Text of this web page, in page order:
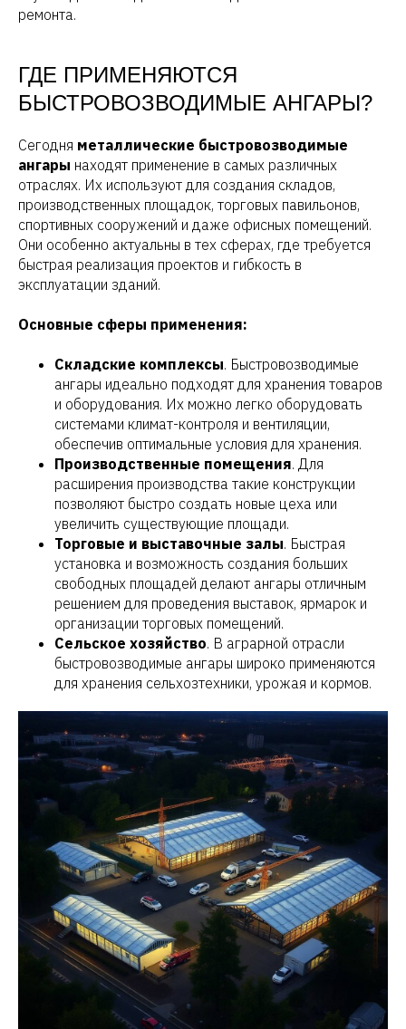
ремонта.
ГДЕ ПРИМЕНЯЮТСЯ
БЫСТРОВОЗВОДИМЫЕ АНГАРЫ?
Сегодня металлические быстровозводимые
ангары находят применение в самых различных
отраслях. Их используют для создания складов,
производственных площадок, торговых павильонов,
спортивных сооружений и даже офисных помещений.
Они особенно актуальны в тех сферах, где требуется
быстрая реализация проектов и гибкость в
эксплуатации зданий.
Основные сферы применения:
Складские комплексы. Быстровозводимые
ангары идеально подходят для хранения товаров
и оборудования. Их можно легко оборудовать
системами климат-контроля и вентиляции,
обеспечив оптимальные условия для хранения.
Производственные помещения. Для
расширения производства такие конструкции
позволяют быстро создать новые цеха или
увеличить существующие площади.
Торговые и выставочные залы. Быстрая
установка и возможность создания больших
свободных площадей делают ангары отличным
решением для проведения выставок, ярмарок и
организации торговых помещений.
Сельское хозяйство. В аграрной отрасли
быстровозводимые ангары широко применяются
для хранения сельхозтехники, урожая и кормов.